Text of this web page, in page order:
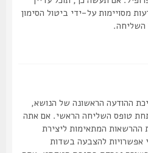
על-ידי ביטול הסימון
הראשונה של הנושא,
השליחה הראשי. אם אתה
המתאימות ליצירת
להצבעה בשדות